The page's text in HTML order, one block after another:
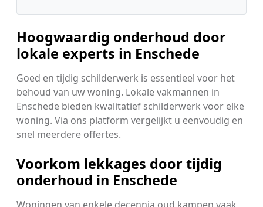
Hoogwaardig onderhoud door
lokale experts in Enschede
Goed en tijdig schilderwerk is essentieel voor het
behoud van uw woning. Lokale vakmannen in
Enschede bieden kwalitatief schilderwerk voor elke
woning. Via ons platform vergelijkt u eenvoudig en
snel meerdere offertes.
Voorkom lekkages door tijdig
onderhoud in Enschede